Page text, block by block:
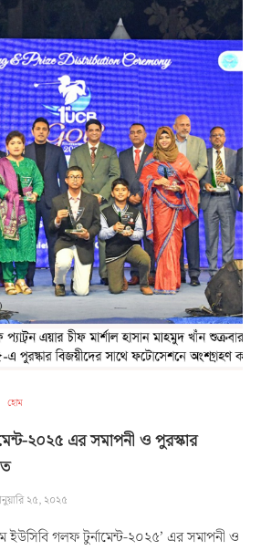
হোম
২০২৫ এর সমাপনী ও পুরস্কার
২৫, ২০২৫
ইউসিবি গলফ টুর্নামেন্ট-২০২৫’ এর সমাপনী ও